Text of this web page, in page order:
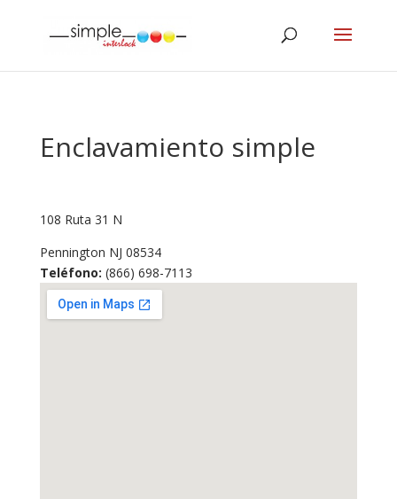
Enclavamiento simple
108 Ruta 31 N
Pennington NJ 08534
Teléfono: (866) 698-7113